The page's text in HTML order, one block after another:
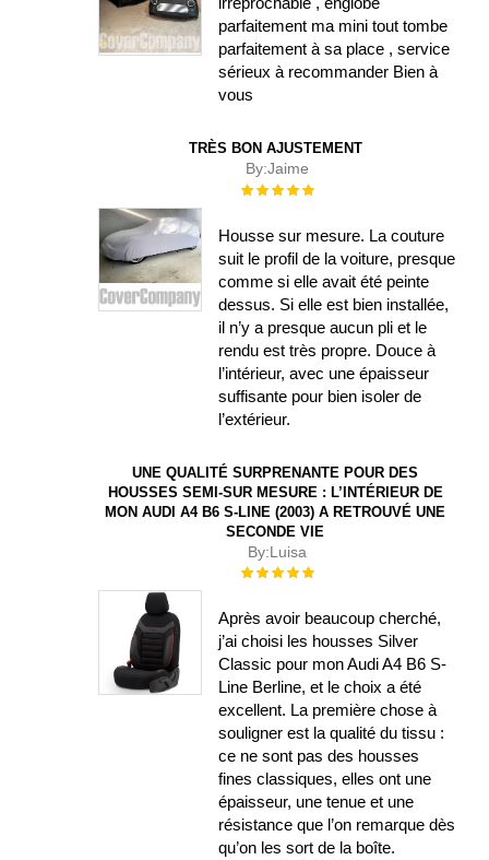
parfaitement ma mini tout tombe
parfaitement à sa place , service
sérieux à recommander Bien à
vous
TRÈS BON AJUSTEMENT
By:Jaime
Évaluation :
Housse sur mesure. La couture
suit le profil de la voiture, presque
comme si elle avait été peinte
dessus. Si elle est bien installée,
il n’y a presque aucun pli et le
rendu est très propre. Douce à
l’intérieur, avec une épaisseur
suffisante pour bien isoler de
l’extérieur.
UNE QUALITÉ SURPRENANTE POUR DES
HOUSSES SEMI-SUR MESURE : L’INTÉRIEUR DE
MON AUDI A4 B6 S-LINE (2003) A RETROUVÉ UNE
SECONDE VIE
By:Luisa
Évaluation :
Après avoir beaucoup cherché,
j’ai choisi les housses Silver
Classic pour mon Audi A4 B6 S-
Line Berline, et le choix a été
excellent. La première chose à
souligner est la qualité du tissu :
ce ne sont pas des housses
fines classiques, elles ont une
épaisseur, une tenue et une
résistance que l’on remarque dès
qu’on les sort de la boîte.